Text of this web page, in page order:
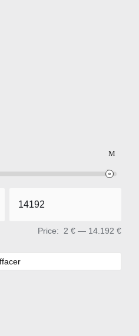
Price: 2 € — 14.192 €